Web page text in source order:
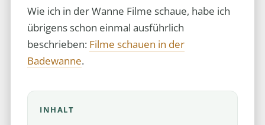
Wie ich in der Wanne Filme schaue, habe ich
übrigens schon einmal ausführlich
beschrieben: Filme schauen in der
Badewanne.
INHALT